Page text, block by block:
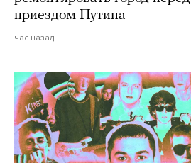
приездом Путина
час назад